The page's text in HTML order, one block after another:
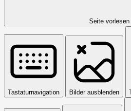
Seite vorlesen
Tastaturnavigation Bilder ausblenden